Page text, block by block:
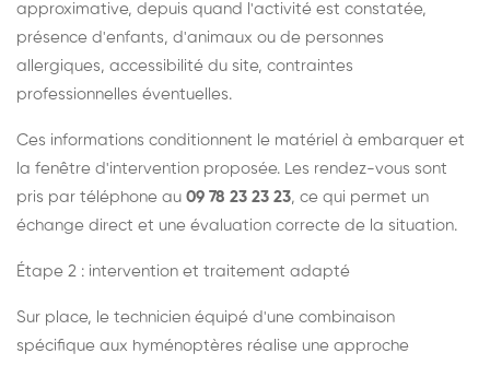
approximative, depuis quand l'activité est constatée,
présence d'enfants, d'animaux ou de personnes
allergiques, accessibilité du site, contraintes
professionnelles éventuelles.
Ces informations conditionnent le matériel à embarquer et
la fenêtre d'intervention proposée. Les rendez-vous sont
pris par téléphone au 09 78 23 23 23, ce qui permet un
échange direct et une évaluation correcte de la situation.
Étape 2 : intervention et traitement adapté
Sur place, le technicien équipé d'une combinaison
spécifique aux hyménoptères réalise une approche